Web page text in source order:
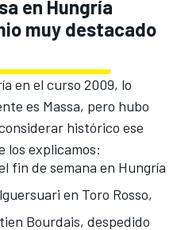
en Hungría
muy destacado
en el curso 2009, lo
es Massa, pero hubo
histórico ese
los explicamos:
fin de semana en Hungría
en Toro Rosso,
Bourdais, despedido